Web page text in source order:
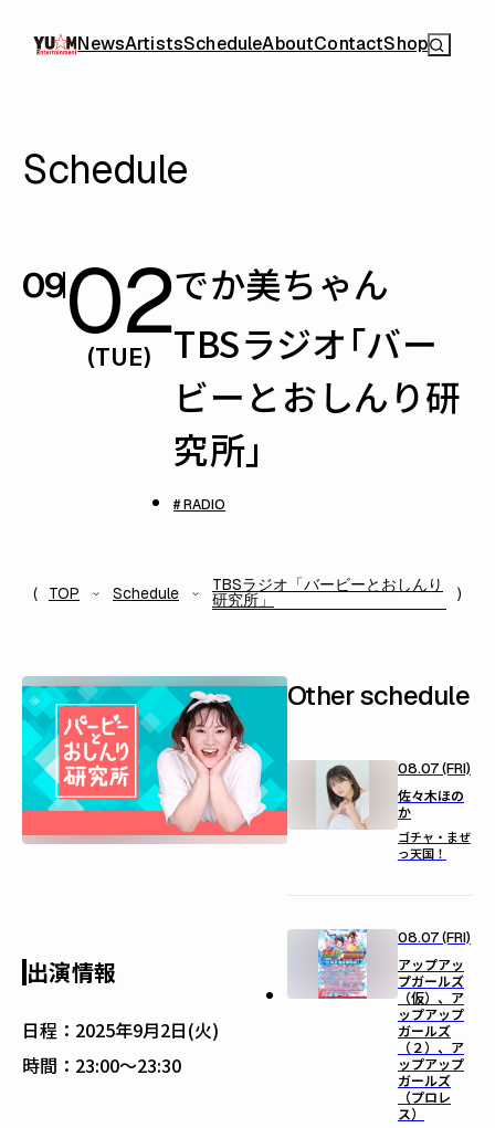
NewsArtistsScheduleAboutContactShop
Schedule
0902
(TUE)
でか美ちゃん
TBSラジオ「バー
ビーとおしんり研
究所」
# RADIO
TOP Schedule TBSラジオ「バービーとおしんり
研究所」
出演情報
日程： 2025年9月2日(火)
時間： 23:00〜23:30
Other schedule
08.07 (FRI)
佐々木ほの
か
ゴチャ・まぜ
っ天国！
08.07 (FRI)
アップアッ
プガールズ
（仮）、ア
ップアップ
ガールズ
（２）、ア
ップアップ
ガールズ
（プロレ
ス）